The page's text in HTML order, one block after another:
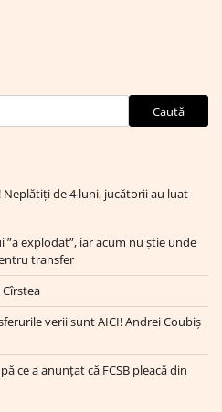
Caută
de 4 luni, jucătorii au luat
explodat”, iar acum nu știe unde
transfer
verii sunt AICI! Andrei Coubiș
ce a anunțat că FCSB pleacă din